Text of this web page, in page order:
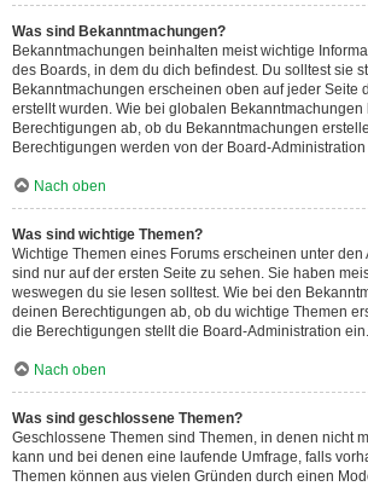
Was sind Bekanntmachungen?
Bekanntmachungen beinhalten meist wichtige
des Boards, in dem du dich befindest. Du solltest sie
Bekanntmachungen erscheinen oben auf jeder Seite
erstellt wurden. Wie bei globalen Bekanntmachungen
Berechtigungen ab, ob du Bekanntmachungen
Berechtigungen werden von der Board-
Nach oben
Was sind wichtige Themen?
Wichtige Themen eines Forums erscheinen unter den
sind nur auf der ersten Seite zu sehen. Sie haben
weswegen du sie lesen solltest. Wie bei den
deinen Berechtigungen ab, ob du wichtige Themen
die Berechtigungen stellt die Board-Administration ein.
Nach oben
Was sind geschlossene Themen?
Geschlossene Themen sind Themen, in denen nicht
kann und bei denen eine laufende Umfrage, falls
Themen können aus vielen Gründen durch einen